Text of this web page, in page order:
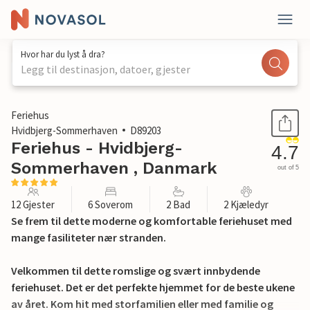
Hvor har du lyst å dra?
Legg til destinasjon, datoer, gjester
1 / 29
Feriehus
Hvidbjerg-Sommerhaven
D89203
Feriehus - Hvidbjerg-
Sommerhaven , Danmark
4.7
out of 5
12 Gjester 6 Soverom 2 Bad 2 Kjæledyr
Se frem til dette moderne og komfortable feriehuset med
mange fasiliteter nær stranden.
Velkommen til dette romslige og svært innbydende
feriehuset. Det er det perfekte hjemmet for de beste ukene
av året. Kom hit med storfamilien eller med familie og